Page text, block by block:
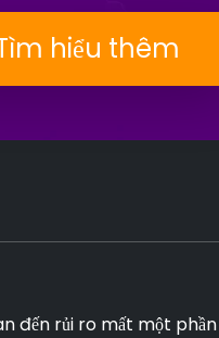
hiểu thêm
rủi ro mất một